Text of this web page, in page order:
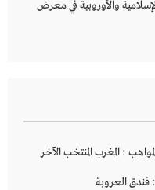
والأوروبية في معرض
: المغرب المنتخب الآخر
العروبة